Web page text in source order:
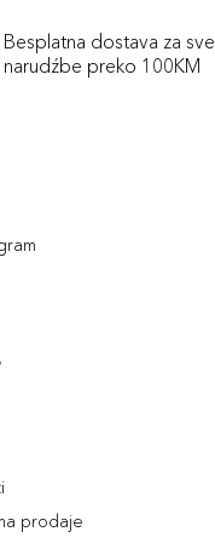
Besplatna dostava za sve
narudźbe preko 100KM
prodaje